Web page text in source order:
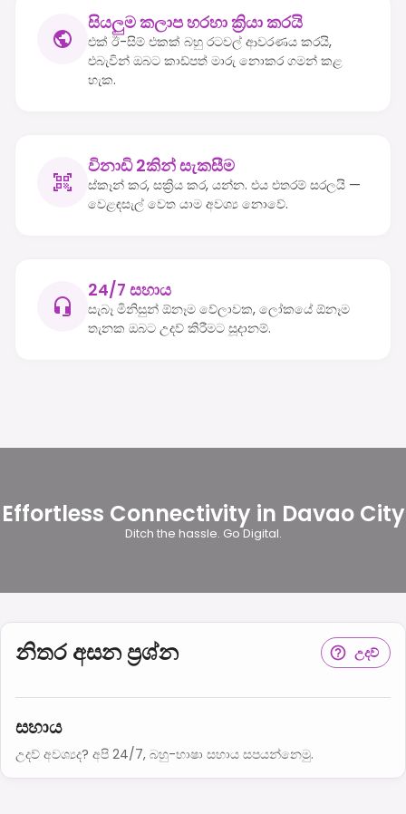
සියලුම කලාප හරහා ක්‍රියා කරයි
එක් ඊ-සිම් එකක් බහු රටවල් ආවරණය කරයි,
එබැවින් ඔබට කාඩ්පත් මාරු නොකර ගමන් කළ
හැක.
විනාඩි 2කින් සැකසීම
ස්කෑන් කර, සක්‍රිය කර, යන්න. එය එතරම් සරලයි —
වෙළඳසැල් වෙත යාම අවශ්‍ය නොවේ.
24/7 සහාය
සැබෑ මිනිසුන් ඕනෑම වේලාවක, ලෝකයේ ඕනෑම
තැනක ඔබට උදව් කිරීමට සූදානම්.
Effortless Connectivity in Davao City
Ditch the hassle. Go Digital.
නිතර අසන ප්‍රශ්න උදව්
සහාය
උදව් අවශ්‍යද? අපි 24/7, බහු-භාෂා සහාය සපයන්නෙමු.